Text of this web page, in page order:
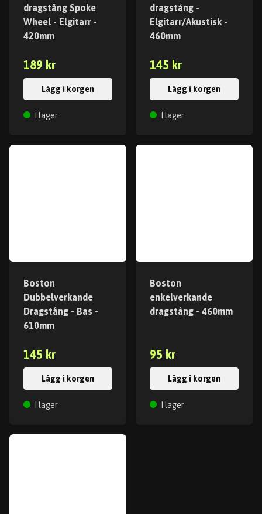
dragstång Spoke
Wheel - Elgitarr -
420mm
189 kr
Lägg i korgen
I lager
dragstång -
Elgitarr/Akustisk -
460mm
145 kr
Lägg i korgen
I lager
Boston
Dubbelverkande
Dragstång - Bas -
610mm
145 kr
Lägg i korgen
I lager
Boston
enkelverkande
dragstång - 460mm
95 kr
Lägg i korgen
I lager